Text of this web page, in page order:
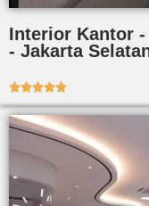
Interior Kantor
- Jakarta
